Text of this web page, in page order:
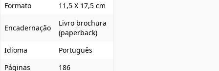
Formato
11,5 X 17,5 cm
Encadernação
Livro brochura
(paperback)
Idioma
Português
Páginas
186